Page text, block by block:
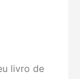
livro de